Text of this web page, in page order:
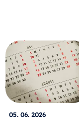
05. 06. 2026